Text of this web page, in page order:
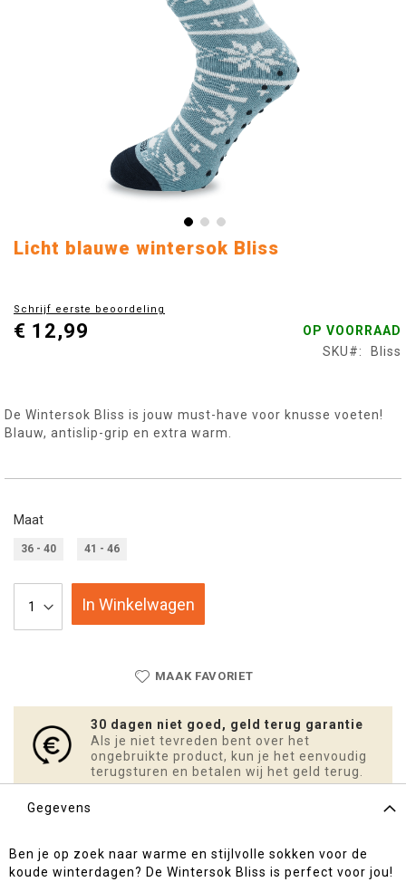
Ga
van
de
Licht blauwe wintersok Bliss
Schrijf eerste beoordeling
€ 12,99
OP VOORRAAD
SKU
Bliss
De Wintersok Bliss is jouw must-have voor knusse voeten!
Blauw, antislip-grip en extra warm.
Maat
36 - 40 41 - 46
In Winkelwagen
MAAK FAVORIET
30 dagen niet goed, geld terug garantie
Als je niet tevreden bent over het
ongebruikte product, kun je het eenvoudig
terugsturen en betalen wij het geld terug.
Gegevens
Ben je op zoek naar warme en stijlvolle sokken voor de
koude winterdagen? De Wintersok Bliss is perfect voor jou!